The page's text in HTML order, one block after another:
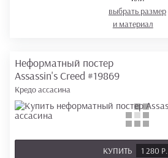
выбрать размер
и материал
Неформатный постер
Assassin's Creed #19869
Кредо ассасина
КУПИТЬ 1 280 Р.